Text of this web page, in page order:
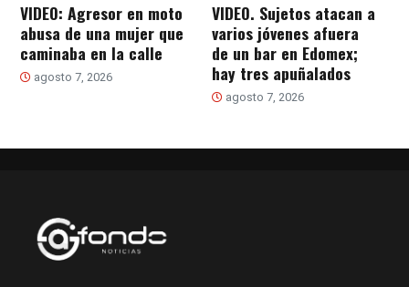
VIDEO: Agresor en moto
abusa de una mujer que
caminaba en la calle
agosto 7, 2026
VIDEO. Sujetos atacan a
varios jóvenes afuera
de un bar en Edomex;
hay tres apuñalados
agosto 7, 2026